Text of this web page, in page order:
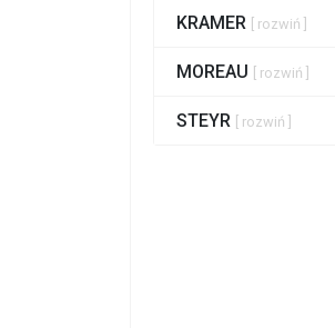
KRAMER [ rozwiń ]
MOREAU [ rozwiń ]
STEYR [ rozwiń ]